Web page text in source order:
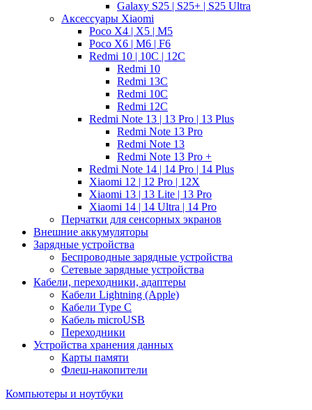
Galaxy S25 | S25+ | S25 Ultra
Аксессуары Xiaomi
Poco X4 | X5 | M5
Poco X6 | M6 | F6
Redmi 10 | 10C | 12C
Redmi 10
Redmi 13C
Redmi 10C
Redmi 12C
Redmi Note 13 | 13 Pro | 13 Plus
Redmi Note 13 Pro
Redmi Note 13
Redmi Note 13 Pro +
Redmi Note 14 | 14 Pro | 14 Plus
Xiaomi 12 | 12 Pro | 12X
Xiaomi 13 | 13 Lite | 13 Pro
Xiaomi 14 | 14 Ultra | 14 Pro
Перчатки для сенсорных экранов
Внешние аккумуляторы
Зарядные устройства
Беспроводные зарядные устройства
Сетевые зарядные устройства
Кабели, переходники, адаптеры
Кабели Lightning (Apple)
Кабели Type C
Кабель microUSB
Переходники
Устройства хранения данных
Карты памяти
Флеш-накопители
Компьютеры и ноутбуки